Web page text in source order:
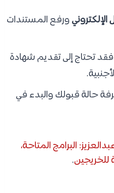
ورفع المستندات
فقد تحتاج إلى تقديم شهادة
حالة قبولك والبدء في
البرامج المتاحة،
للخريجين.